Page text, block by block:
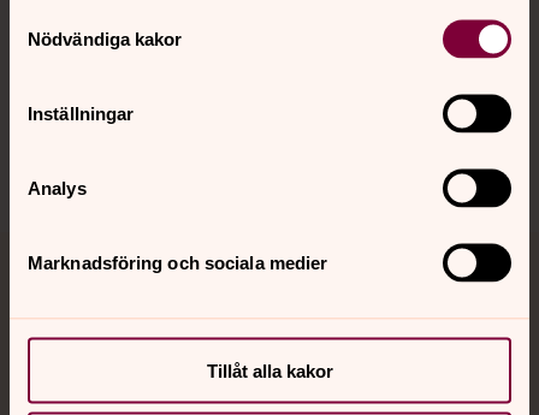
Nödvändiga kakor
Inställningar
Analys
Marknadsföring och sociala medier
Tillåt alla kakor
Sociala kanaler
Akut samtals- och krisstöd. Prata eller chatta anonymt
med en präst på kvällar och nätter.